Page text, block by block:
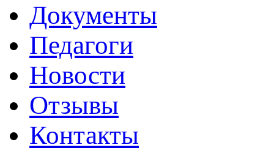
Документы
Педагоги
Новости
Отзывы
Контакты